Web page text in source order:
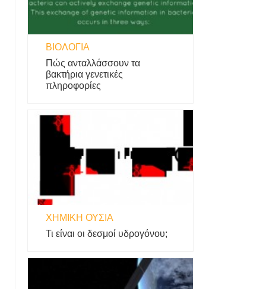
ΒΙΟΛΟΓΊΑ
Πώς ανταλλάσσουν τα
βακτήρια γενετικές
πληροφορίες
ΧΗΜΙΚΉ ΟΥΣΊΑ
Τι είναι οι δεσμοί υδρογόνου;